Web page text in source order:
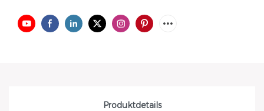
Produktdetails